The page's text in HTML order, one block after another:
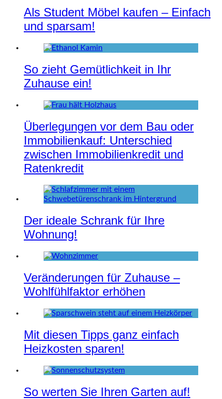
Als Student Möbel kaufen – Einfach
und sparsam!
So zieht Gemütlichkeit in Ihr
Zuhause ein!
Überlegungen vor dem Bau oder
Immobilienkauf: Unterschied
zwischen Immobilienkredit und
Ratenkredit
Der ideale Schrank für Ihre
Wohnung!
Veränderungen für Zuhause –
Wohlfühlfaktor erhöhen
Mit diesen Tipps ganz einfach
Heizkosten sparen!
So werten Sie Ihren Garten auf!